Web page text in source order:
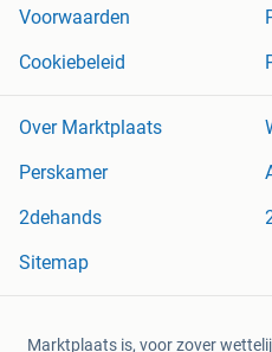
Voorwaarden
Cookiebeleid
Over Marktplaats
Perskamer
2dehands
Sitemap
Marktplaats is, voor zover